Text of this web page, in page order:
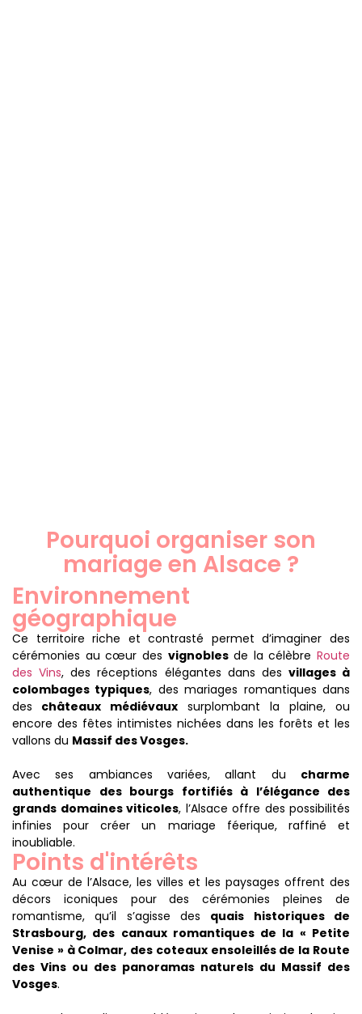
Pourquoi organiser son
mariage en Alsace ?
Environnement
géographique
Ce territoire riche et contrasté permet d’imaginer des
cérémonies au cœur des vignoblesde la célèbre Route
des Vins, des réceptions élégantes dans des villages à
colombages typiques, des mariages romantiques dans
des châteaux médiévaux surplombant la plaine, ou
encore des fêtes intimistes nichées dans les forêts et les
vallons du Massif des Vosges.
Avec ses ambiances variées, allant du charme
authentique des bourgs fortifiés à l’élégance des
grands domaines viticoles, l’Alsace offre des possibilités
infinies pour créer un mariage féerique, raffiné et
inoubliable.
Points d'intérêts
Au cœur de l’Alsace, les villes et les paysages offrent des
décors iconiques pour des cérémonies pleines de
romantisme, qu’il s’agisse des quais historiques de
Strasbourg, des canaux romantiques de la « Petite
Venise » à Colmar, des coteaux ensoleillés de la Route
des Vins ou des panoramas naturels du Massif des
Vosges.